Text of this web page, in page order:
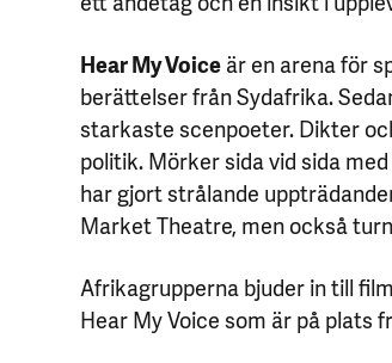
Hear My Voiceär en arena för
berättelser från Sydafrika.
starkaste scenpoeter. Dikter
politik. Mörker sida vid sida
har gjort strålande
Market Theatre, men också
Afrikagrupperna bjuder in till
Hear My Voice som är på plats